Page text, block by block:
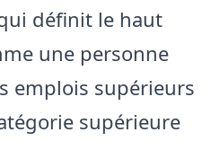
définit le haut
une personne
emplois supérieurs
supérieure